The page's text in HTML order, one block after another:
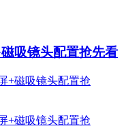
吸镜头配置抢先看